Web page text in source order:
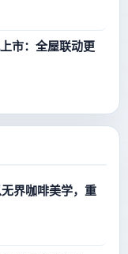
市：全屋联动更
界咖啡美学，重